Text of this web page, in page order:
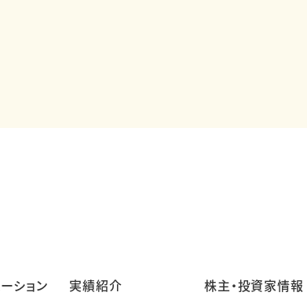
ション 実績紹介 株主・投資家情報